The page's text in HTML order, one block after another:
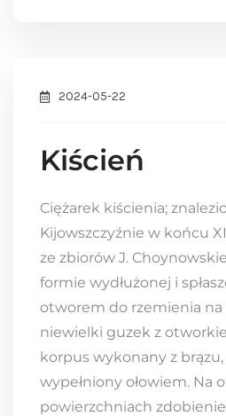
2024-05-22
Kiścień
Ciężarek kiścienia;
Kijowszczyźnie w końcu
ze zbiorów J.
formie wydłużonej i
otworem do rzemienia na
niewielki guzek z
korpus wykonany z
wypełniony ołowiem. Na
powierzchniach